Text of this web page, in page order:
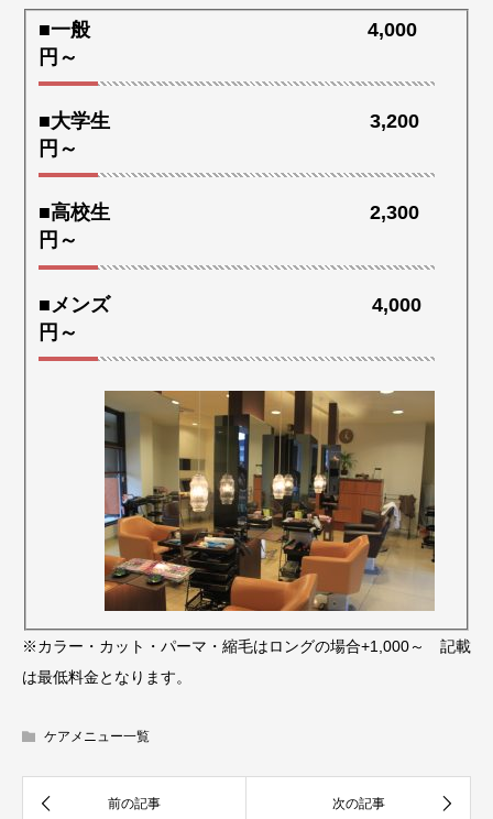
■一般 4,000
円～
■大学生 3,200
円～
■高校生 2,300
円～
■メンズ 4,000
円～
※カラー・カット・パーマ・縮毛はロングの場合+1,000～ 記載
は最低料金となります。
ケアメニュー一覧